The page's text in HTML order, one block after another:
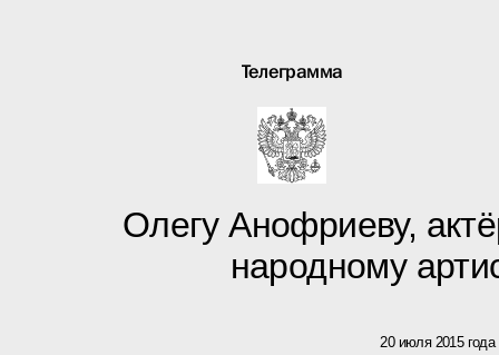
Телеграмма
Олегу Анофриеву,
народному
20 июля 2015 года